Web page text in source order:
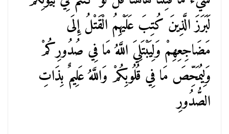
لَبَرَزَ الَّذِينَ كُتِبَ عَلَيْهِمُ الْقَتْلُ إِلَى
مَضَاجِعِهِمْ وَلِيَبْتَلِيَ اللَّهُ مَا فِي صُدُورِكُمْ
وَلِيُمَحِّصَ مَا فِي قُلُوبِكُمْ وَاللَّهُ عَلِيمٌ بِذَاتِ
الصُّدُورِ